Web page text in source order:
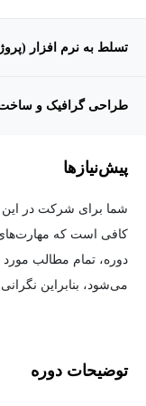
تسلط به نرم افزار
طراحی گرافیک و
پیش‌نیاز‌ها
شما برای شرکت در این
کافی است که مهارت‌های
دوره، تمام مطالب
می‌شود، بنابراین
توضیحات دوره